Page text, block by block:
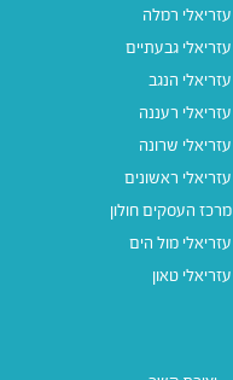
עזריאלי רמלה
עזריאלי גבעתיים
עזריאלי הנגב
עזריאלי רעננה
עזריאלי שרונה
עזריאלי ראשונים
מרכז העסקים חולון
עזריאלי מול הים
עזריאלי טאון